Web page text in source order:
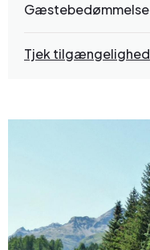
Gæstebedømmelse
Tjek tilgængelighed